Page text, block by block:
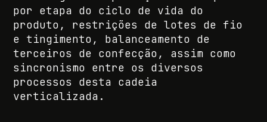
por etapa do ciclo de vida do
produto, restrições de lotes de fio
e tingimento, balanceamento de
terceiros de confecção, assim como
sincronismo entre os diversos
processos desta cadeia
verticalizada.